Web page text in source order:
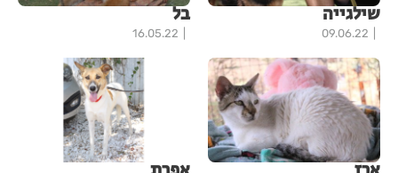
שילגייה
09.06.22
בל
16.05.22